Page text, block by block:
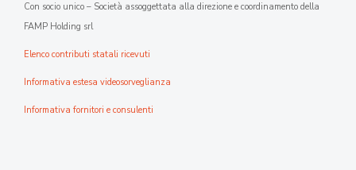
Con socio unico – Società assoggettata alla direzione e coordinamento della
FAMP Holding srl
Elenco contributi statali ricevuti
Informativa estesa videosorveglianza
Informativa fornitori e consulenti